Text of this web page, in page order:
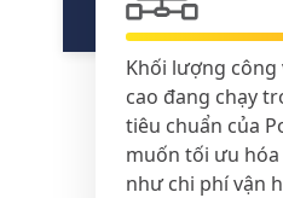
Khối lượng công
cao đang chạy
tiêu chuẩn của
muốn tối ưu
như chi phí vận